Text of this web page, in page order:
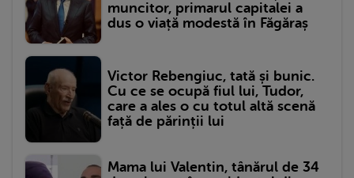
muncitor, primarul capitalei a
dus o viață modestă în Făgăraș
Victor Rebengiuc, tată și bunic.
Cu ce se ocupă fiul lui, Tudor,
care a ales o cu totul altă scenă
față de părinții lui
Mama lui Valentin, tânărul de 34